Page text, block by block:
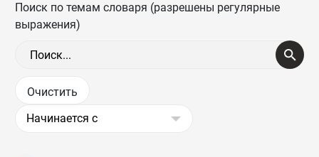
Поиск по темам словаря (разрешены регулярные
выражения)